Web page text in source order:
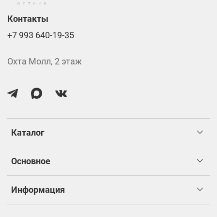
Каталог
Основное
Информация
Контакты
+7 993 640-19-35
Охта Молл, 2 этаж